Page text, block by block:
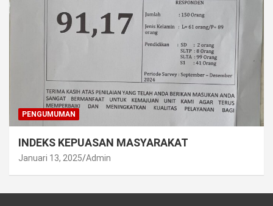
PENGUMUMAN
INDEKS KEPUASAN MASYARAKAT
Januari 13, 2025 Admin